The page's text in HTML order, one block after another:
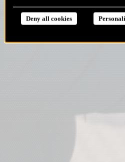
Deny all cookies